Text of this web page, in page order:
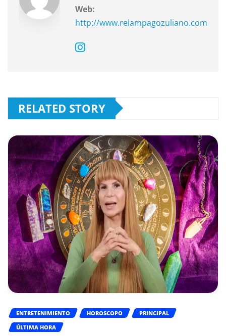
Web:
http://www.relampagozuliano.com
RELATED STORY
ENTRETENIMIENTO HOROSCOPO
PRINCIPAL
ÚLTIMA HORA